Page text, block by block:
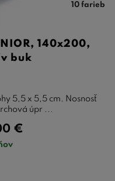
10 farieb
140x200,
buk
5,5 x 5,5 cm. Nosnosť
úpr ...
€